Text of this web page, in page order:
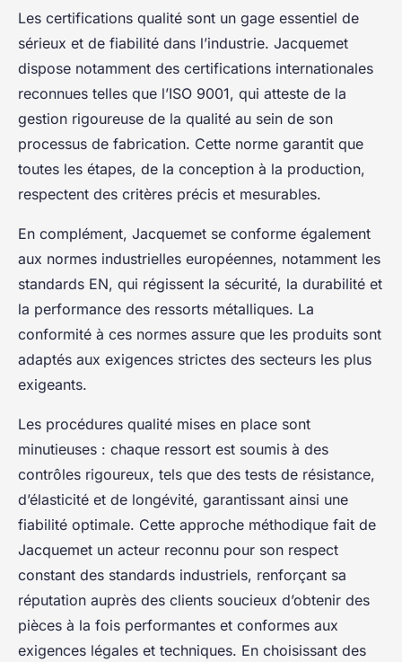
Les certifications qualité sont un gage essentiel de
sérieux et de fiabilité dans l’industrie. Jacquemet
dispose notamment des certifications internationales
reconnues telles que l’ISO 9001, qui atteste de la
gestion rigoureuse de la qualité au sein de son
processus de fabrication. Cette norme garantit que
toutes les étapes, de la conception à la production,
respectent des critères précis et mesurables.
En complément, Jacquemet se conforme également
aux normes industrielles européennes, notamment les
standards EN, qui régissent la sécurité, la durabilité et
la performance des ressorts métalliques. La
conformité à ces normes assure que les produits sont
adaptés aux exigences strictes des secteurs les plus
exigeants.
Les procédures qualité mises en place sont
minutieuses : chaque ressort est soumis à des
contrôles rigoureux, tels que des tests de résistance,
d’élasticité et de longévité, garantissant ainsi une
fiabilité optimale. Cette approche méthodique fait de
Jacquemet un acteur reconnu pour son respect
constant des standards industriels, renforçant sa
réputation auprès des clients soucieux d’obtenir des
pièces à la fois performantes et conformes aux
exigences légales et techniques. En choisissant des